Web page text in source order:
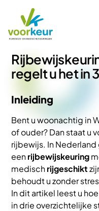
regelt u het in
Inleiding
Bent u woonachtig in
of ouder? Dan staat u
rijbewijs. In
eenrijbewijskeuring
medischrijgeschikt
behoudt u zonder
In dit artikel leest u
in drie overzichtelijke